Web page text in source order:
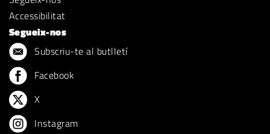
Accessibilitat
Segueix-nos
Subscriu-te al butlletí
Facebook
X
Instagram